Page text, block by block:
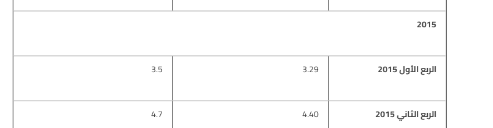
2015
الربع الأول 2015 3.29
3.5
الربع الثاني 2015 4.40
4.7